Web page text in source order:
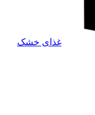
غذای خشک